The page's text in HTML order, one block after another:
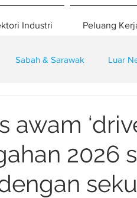
Industri Peluang
Sabah & Sarawak Luar
2026